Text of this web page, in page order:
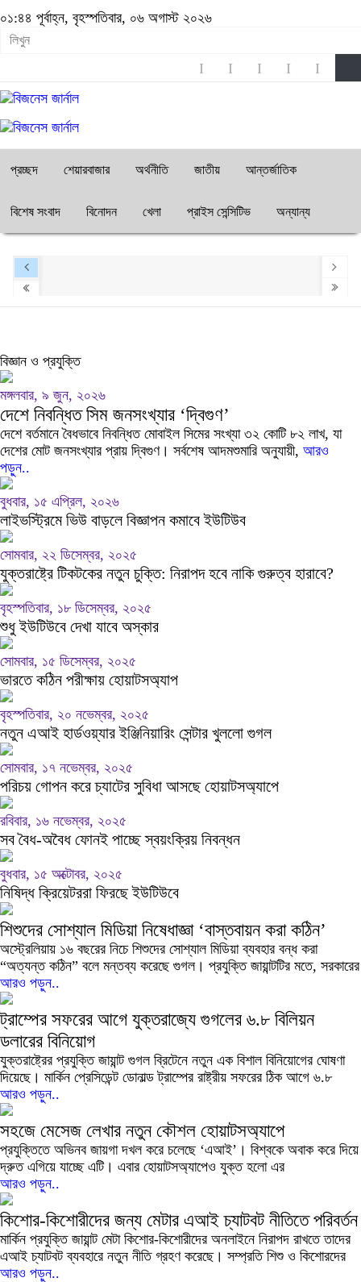
০১:৪৪ পূর্বাহ্ন, বৃহস্পতিবার, ০৬ অগাস্ট ২০২৬
প্রচ্ছদ শেয়ারবাজার অর্থনীতি জাতীয় আন্তর্জাতিক
বিশেষ সংবাদ বিনোদন খেলা প্রাইস সেন্সিটিভ অন্যান্য
বিজ্ঞান ও প্রযুক্তি
মঙ্গলবার, ৯ জুন, ২০২৬
দেশে নিবন্ধিত সিম জনসংখ্যার ‘দ্বিগুণ’
দেশে বর্তমানে বৈধভাবে নিবন্ধিত মোবাইল সিমের সংখ্যা ৩২ কোটি ৮২ লাখ, যা
দেশের মোট জনসংখ্যার প্রায় দ্বিগুণ। সর্বশেষ আদমশুমারি অনুযায়ী, আরও
পড়ুন..
বুধবার, ১৫ এপ্রিল, ২০২৬
লাইভস্ট্রিমে ভিউ বাড়লে বিজ্ঞাপন কমাবে ইউটিউব
সোমবার, ২২ ডিসেম্বর, ২০২৫
যুক্তরাষ্ট্রে টিকটকের নতুন চুক্তি: নিরাপদ হবে নাকি গুরুত্ব হারাবে?
বৃহস্পতিবার, ১৮ ডিসেম্বর, ২০২৫
শুধু ইউটিউবে দেখা যাবে অস্কার
সোমবার, ১৫ ডিসেম্বর, ২০২৫
ভারতে কঠিন পরীক্ষায় হোয়াটসঅ্যাপ
বৃহস্পতিবার, ২০ নভেম্বর, ২০২৫
নতুন এআই হার্ডওয়্যার ইঞ্জিনিয়ারিং সেন্টার খুললো গুগল
সোমবার, ১৭ নভেম্বর, ২০২৫
পরিচয় গোপন করে চ্যাটের সুবিধা আসছে হোয়াটসঅ্যাপে
রবিবার, ১৬ নভেম্বর, ২০২৫
সব বৈধ-অবৈধ ফোনই পাচ্ছে স্বয়ংক্রিয় নিবন্ধন
বুধবার, ১৫ অক্টোবর, ২০২৫
নিষিদ্ধ ক্রিয়েটররা ফিরছে ইউটিউবে
শিশুদের সোশ্যাল মিডিয়া নিষেধাজ্ঞা ‘বাস্তবায়ন করা কঠিন’
অস্ট্রেলিয়ায় ১৬ বছরের নিচে শিশুদের সোশ্যাল মিডিয়া ব্যবহার বন্ধ করা
“অত্যন্ত কঠিন” বলে মন্তব্য করেছে গুগল। প্রযুক্তি জায়ান্টটির মতে, সরকারের
আরও পড়ুন..
ট্রাম্পের সফরের আগে যুক্তরাজ্যে গুগলের ৬.৮ বিলিয়ন
ডলারের বিনিয়োগ
যুক্তরাষ্ট্রের প্রযুক্তি জায়ান্ট গুগল ব্রিটেনে নতুন এক বিশাল বিনিয়োগের ঘোষণা
দিয়েছে। মার্কিন প্রেসিডেন্ট ডোনাল্ড ট্রাম্পের রাষ্ট্রীয় সফরের ঠিক আগে ৬.৮
আরও পড়ুন..
সহজে মেসেজ লেখার নতুন কৌশল হোয়াটসঅ্যাপে
প্রযুক্তিতে অভিনব জায়গা দখল করে চলেছে ‘এআই’। বিশ্বকে অবাক করে দিয়ে
দ্রুত এগিয়ে যাচ্ছে এটি। এবার হোয়াটসঅ্যাপেও যুক্ত হলো এর
আরও পড়ুন..
কিশোর-কিশোরীদের জন্য মেটার এআই চ্যাটবট নীতিতে পরিবর্তন
মার্কিন প্রযুক্তি জায়ান্ট মেটা কিশোর-কিশোরীদের অনলাইনে নিরাপদ রাখতে তাদের
এআই চ্যাটবট ব্যবহারে নতুন নীতি গ্রহণ করেছে। সম্প্রতি শিশু ও কিশোরদের
আরও পড়ুন..